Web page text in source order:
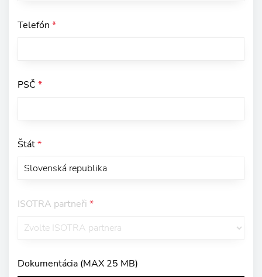
Telefón *
PSČ *
Štát*
ISOTRA partneři *
Dokumentácia (MAX 25 MB)